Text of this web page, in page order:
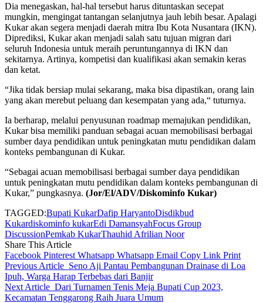
Dia menegaskan, hal-hal tersebut harus dituntaskan secepat
mungkin, mengingat tantangan selanjutnya jauh lebih besar. Apalagi
Kukar akan segera menjadi daerah mitra Ibu Kota Nusantara (IKN).
Diprediksi, Kukar akan menjadi salah satu tujuan migran dari
seluruh Indonesia untuk meraih peruntungannya di IKN dan
sekitarnya. Artinya, kompetisi dan kualifikasi akan semakin keras
dan ketat.
“Jika tidak bersiap mulai sekarang, maka bisa dipastikan, orang lain
yang akan merebut peluang dan kesempatan yang ada,“ tuturnya.
Ia berharap, melalui penyusunan roadmap memajukan pendidikan,
Kukar bisa memiliki panduan sebagai acuan memobilisasi berbagai
sumber daya pendidikan untuk peningkatan mutu pendidikan dalam
konteks pembangunan di Kukar.
“Sebagai acuan memobilisasi berbagai sumber daya pendidikan
untuk peningkatan mutu pendidikan dalam konteks pembangunan di
Kukar,” pungkasnya. (Jor/El/ADV/Diskominfo Kukar)
TAGGED:Bupati KukarDafip HaryantoDisdikbud
Kukardiskominfo kukarEdi DamansyahFocus Group
DiscussionPemkab KukarThauhid Afrilian Noor
Share This Article
Facebook Pinterest Whatsapp Whatsapp Email Copy Link Print
Previous Article Seno Aji Pantau Pembangunan Drainase di Loa
Ipuh, Warga Harap Terbebas dari Banjir
Next Article Dari Turnamen Tenis Meja Bupati Cup 2023,
Kecamatan Tenggarong Raih Juara Umum